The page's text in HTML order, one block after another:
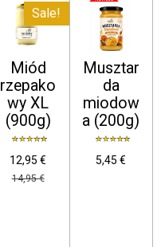
Sale!
Miód
rzepako
wy XL
(900g)
12,95 €
14,95 €
Musztar
da
miodow
a (200g)
5,45 €